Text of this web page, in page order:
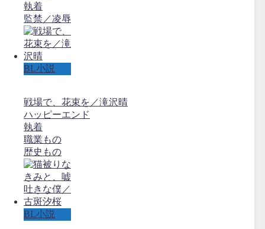
執着
監禁／凌辱
BL小説
戦場で、花束を／滝沢晴
ハッピーエンド
執着
職業もの
歴史もの
BL小説